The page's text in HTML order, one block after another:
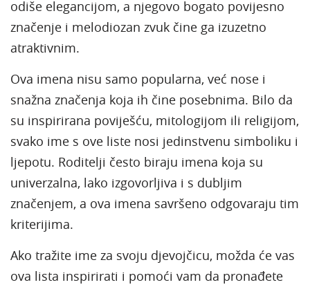
odiše elegancijom, a njegovo bogato povijesno
značenje i melodiozan zvuk čine ga izuzetno
atraktivnim.
Ova imena nisu samo popularna, već nose i
snažna značenja koja ih čine posebnima. Bilo da
su inspirirana poviješću, mitologijom ili religijom,
svako ime s ove liste nosi jedinstvenu simboliku i
ljepotu. Roditelji često biraju imena koja su
univerzalna, lako izgovorljiva i s dubljim
značenjem, a ova imena savršeno odgovaraju tim
kriterijima.
Ako tražite ime za svoju djevojčicu, možda će vas
ova lista inspirirati i pomoći vam da pronađete